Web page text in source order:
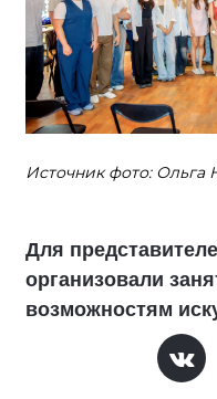
Источник фото: Ольга
Для
организовали
возможностям